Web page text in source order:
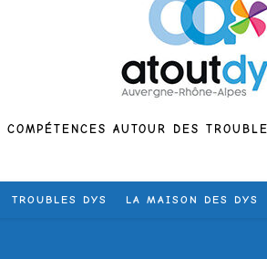
AUTOUR DES
TROUBLES DYS LA MAISON DES DYS